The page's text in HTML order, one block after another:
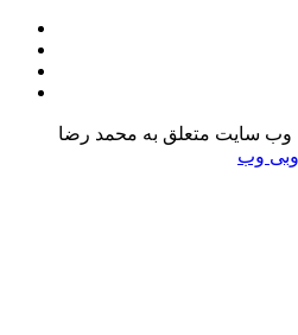
وب سایت متعلق به محمد رضا
وب